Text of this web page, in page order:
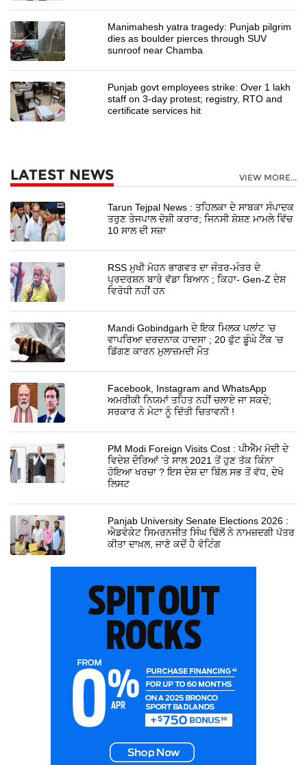
Manimahesh yatra tragedy: Punjab pilgrim
dies as boulder pierces through SUV
sunroof near Chamba
Punjab govt employees strike: Over 1 lakh
staff on 3-day protest; registry, RTO and
certificate services hit
LATEST NEWS VIEW MORE...
Tarun Tejpal News : ਤਹਿਲਕਾ ਦੇ ਸਾਬਕਾ ਸੰਪਾਦਕ
ਤਰੁਣ ਤੇਜਪਾਲ ਦੋਸ਼ੀ ਕਰਾਰ; ਜਿਨਸੀ ਸ਼ੋਸ਼ਣ ਮਾਮਲੇ ਵਿੱਚ
10 ਸਾਲ ਦੀ ਸਜ਼ਾ
RSS ਮੁਖੀ ਮੋਹਨ ਭਾਗਵਤ ਦਾ ਜੰਤਰ-ਮੰਤਰ ਦੇ
ਪ੍ਰਦਰਸ਼ਨ ਬਾਰੇ ਵੱਡਾ ਬਿਆਨ ; ਕਿਹਾ- Gen-Z ਦੇਸ਼
ਵਿਰੋਧੀ ਨਹੀਂ ਹਨ
Mandi Gobindgarh ਦੇ ਇਕ ਮਿਲਕ ਪਲਾਂਟ ’ਚ
ਵਾਪਰਿਆ ਦਰਦਨਾਕ ਹਾਦਸਾ ; 20 ਫੁੱਟ ਡੂੰਘੇ ਟੈਂਕ ’ਚ
ਡਿੱਗਣ ਕਾਰਨ ਮੁਲਾਜ਼ਮਦੀ ਮੌਤ
Facebook, Instagram and WhatsApp
ਅਮਰੀਕੀ ਨਿਯਮਾਂ ਤਹਿਤ ਨਹੀਂ ਚਲਾਏ ਜਾ ਸਕਦੇ;
ਸਰਕਾਰ ਨੇ ਮੇਟਾ ਨੂੰ ਦਿੱਤੀ ਚਿਤਾਵਨੀ !
PM Modi Foreign Visits Cost : ਪੀਐੱਮ ਮੋਦੀ ਦੇ
ਵਿਦੇਸ਼ ਦੌਰਿਆਂ ’ਤੇ ਸਾਲ 2021 ਤੋਂ ਹੁਣ ਤੱਕ ਕਿੰਨਾ
ਹੋਇਆ ਖਰਚਾ ? ਇਸ ਦੇਸ਼ ਦਾ ਬਿੱਲ ਸਭ ਤੋਂ ਵੱਧ, ਦੇਖੋ
ਲਿਸਟ
Panjab University Senate Elections 2026 :
ਐਡਵੋਕੇਟ ਸਿਮਰਨਜੀਤ ਸਿੰਘ ਢਿੱਲੋਂ ਨੇ ਨਾਮਜ਼ਦਗੀ ਪੱਤਰ
ਕੀਤਾ ਦਾਖ਼ਲ, ਜਾਣੋ ਕਦੋਂ ਹੈ ਵੋਟਿੰਗ